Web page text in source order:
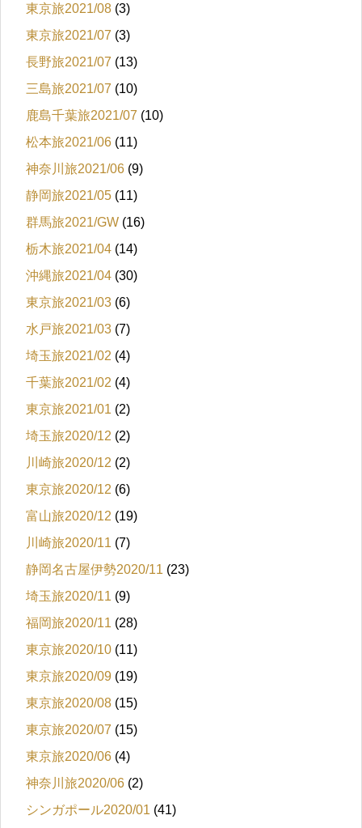
東京旅2021/08 (3)
東京旅2021/07 (3)
長野旅2021/07 (13)
三島旅2021/07 (10)
鹿島千葉旅2021/07 (10)
松本旅2021/06 (11)
神奈川旅2021/06 (9)
静岡旅2021/05 (11)
群馬旅2021/GW (16)
栃木旅2021/04 (14)
沖縄旅2021/04 (30)
東京旅2021/03 (6)
水戸旅2021/03 (7)
埼玉旅2021/02 (4)
千葉旅2021/02 (4)
東京旅2021/01 (2)
埼玉旅2020/12 (2)
川崎旅2020/12 (2)
東京旅2020/12 (6)
富山旅2020/12 (19)
川崎旅2020/11 (7)
静岡名古屋伊勢2020/11 (23)
埼玉旅2020/11 (9)
福岡旅2020/11 (28)
東京旅2020/10 (11)
東京旅2020/09 (19)
東京旅2020/08 (15)
東京旅2020/07 (15)
東京旅2020/06 (4)
神奈川旅2020/06 (2)
シンガポール2020/01 (41)